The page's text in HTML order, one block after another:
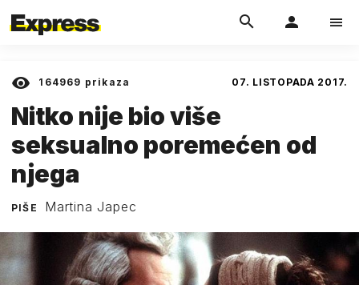
164969 prikaza 07. LISTOPADA 2017.
Nitko nije bio više
seksualno poremećen od
njega
PIŠE Martina Japec